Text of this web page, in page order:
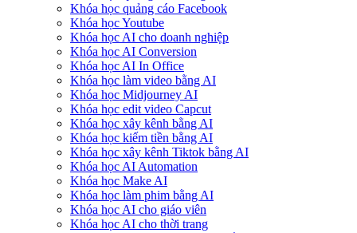
Khóa học quảng cáo Facebook
Khóa học Youtube
Khóa học AI cho doanh nghiệp
Khóa học AI Conversion
Khóa học AI In Office
Khóa học làm video bằng AI
Khóa học Midjourney AI
Khóa học edit video Capcut
Khóa học xây kênh bằng AI
Khóa học kiếm tiền bằng AI
Khóa học xây kênh Tiktok bằng AI
Khóa học AI Automation
Khóa học Make AI
Khóa học làm phim bằng AI
Khóa học AI cho giáo viên
Khóa học AI cho thời trang